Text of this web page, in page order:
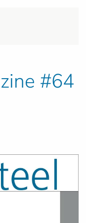
#64